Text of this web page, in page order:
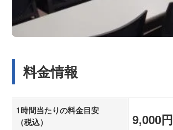
料金情報
1時間当たりの料金目安
（税込）
9,000円